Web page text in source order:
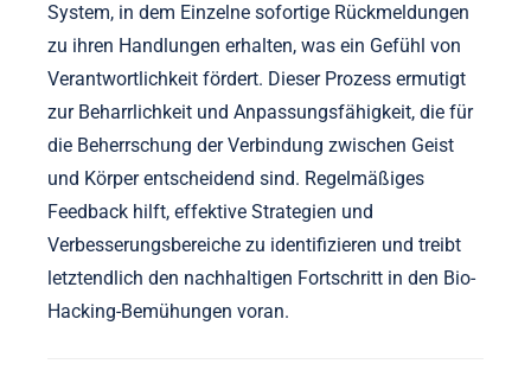
System, in dem Einzelne sofortige Rückmeldungen
zu ihren Handlungen erhalten, was ein Gefühl von
Verantwortlichkeit fördert. Dieser Prozess ermutigt
zur Beharrlichkeit und Anpassungsfähigkeit, die für
die Beherrschung der Verbindung zwischen Geist
und Körper entscheidend sind. Regelmäßiges
Feedback hilft, effektive Strategien und
Verbesserungsbereiche zu identifizieren und treibt
letztendlich den nachhaltigen Fortschritt in den Bio-
Hacking-Bemühungen voran.